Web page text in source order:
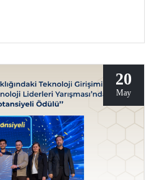
projesi, HORIZON
20
May